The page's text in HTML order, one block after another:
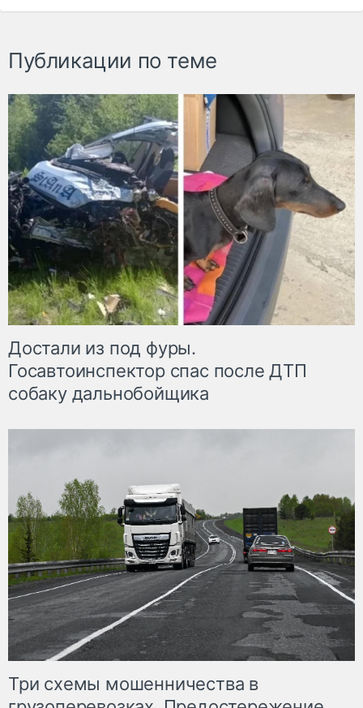
Публикации по теме
Достали из под фуры.
Госавтоинспектор спас после ДТП
собаку дальнобойщика
Три схемы мошенничества в